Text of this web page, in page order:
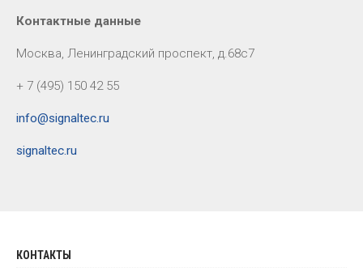
Контактные данные
Москва, Ленинградский проспект, д.68с7
+ 7 (495) 150 42 55
info@signaltec.ru
signaltec.ru
КОНТАКТЫ